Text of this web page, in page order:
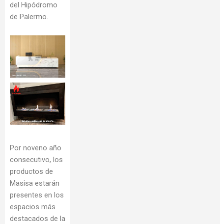
del Hipódromo
de Palermo.
Por noveno año
consecutivo, los
productos de
Masisa estarán
presentes en los
espacios más
destacados de la